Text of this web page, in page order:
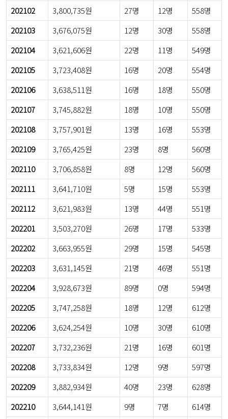
202102
3,800,735원 27명 12명
558명
202103
3,676,075원 12명 30명
558명
202104
3,621,606원 22명 11명
549명
202105
3,723,408원 16명 20명
554명
202106
3,638,511원 16명 18명
550명
202107
3,745,882원 18명 10명
550명
202108
3,757,901원 13명 16명
553명
202109
3,765,425원 23명 8명
560명
202110
3,706,858원 8명 12명
560명
202111
3,641,710원 5명 15명
553명
202112
3,621,983원 13명 44명
551명
202201
3,503,270원 26명 17명
533명
202202
3,663,955원 29명 15명
545명
202203
3,631,145원 21명 46명
551명
202204
3,928,673원 89명 0명
594명
202205
3,747,258원 18명 12명
612명
202206
3,624,254원 10명 30명
610명
202207
3,732,236원 21명 16명
601명
202208
3,733,834원 12명 9명
597명
202209
3,882,934원 40명 23명
628명
202210
3,644,141원 9명 7명 614명